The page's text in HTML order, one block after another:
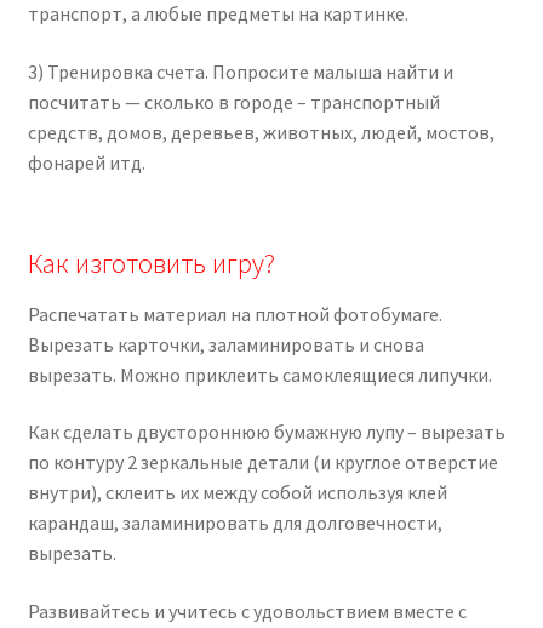
транспорт, а любые предметы на картинке.
3) Тренировка счета. Попросите малыша найти и
посчитать — сколько в городе – транспортный
средств, домов, деревьев, животных, людей, мостов,
фонарей итд.
Как изготовить игру?
Распечатать материал на плотной фотобумаге.
Вырезать карточки, заламинировать и снова
вырезать. Можно приклеить самоклеящиеся липучки.
Как сделать двустороннюю бумажную лупу – вырезать
по контуру 2 зеркальные детали (и круглое отверстие
внутри), склеить их между собой используя клей
карандаш, заламинировать для долговечности,
вырезать.
Развивайтесь и учитесь с удовольствием вместе с